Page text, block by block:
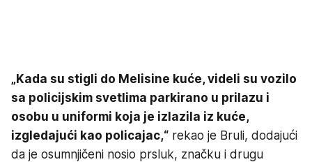
„Kada su stigli do Melisine kuće, videli su vozilo
sa policijskim svetlima parkirano u prilazu i
osobu u uniformi koja je izlazila iz kuće,
izgledajući kao policajac,“ rekao je Bruli, dodajući
da je osumnjičeni nosio prsluk, značku i drugu